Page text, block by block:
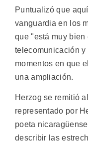
Puntualizó que
vanguardia en los
que "está muy bien
telecomunicación
momentos en que
una ampliación.
Herzog se remitió
representado por
poeta
describir las